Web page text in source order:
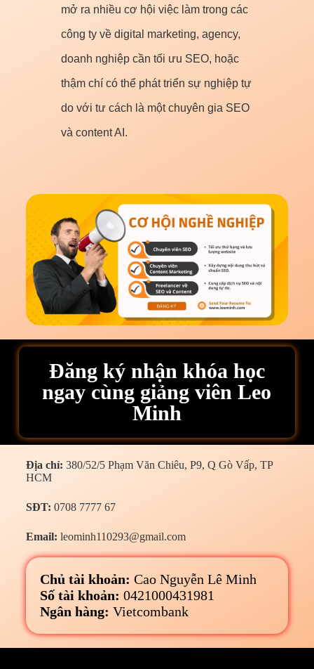
mở ra nhiều cơ hội việc làm trong các
công ty về digital marketing, agency,
doanh nghiệp cần tối ưu SEO, hoặc
thậm chí có thể phát triển sự nghiệp tự
do với tư cách là một chuyên gia SEO
và content AI.
Đăng ký nhận khóa học
ngay cùng giảng viên Leo
Minh
Địa chỉ: 380/52/5 Phạm Văn Chiêu, P9, Q Gò Vấp, TP
HCM
SĐT: 0708 7777 67
Email: leominh110293@gmail.com
Chủ tài khoản: Cao Nguyễn Lê Minh
Số tài khoản: 0421000431981
Ngân hàng: Vietcombank